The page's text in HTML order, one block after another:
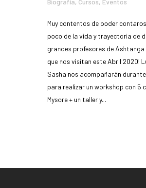
Biografía, Cursos, Eventos
Muy contentos de poder
poco de la vida y trayectoria de
grandes profesores de Ashtanga
que nos visitan este Abril 2020!
Sasha nos acompañarán
para realizar un workshop con 5
Mysore + un taller y...